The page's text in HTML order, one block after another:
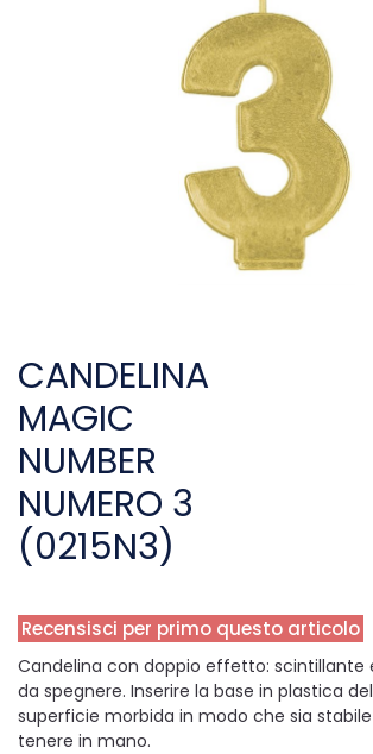
CANDELINA
MAGIC
NUMBER
NUMERO 3
(0215N3)
Recensisci per primo questo articolo
Candelina con doppio effetto: scintillante
da spegnere. Inserire la base in plastica
superficie morbida in modo che sia
tenere in mano.